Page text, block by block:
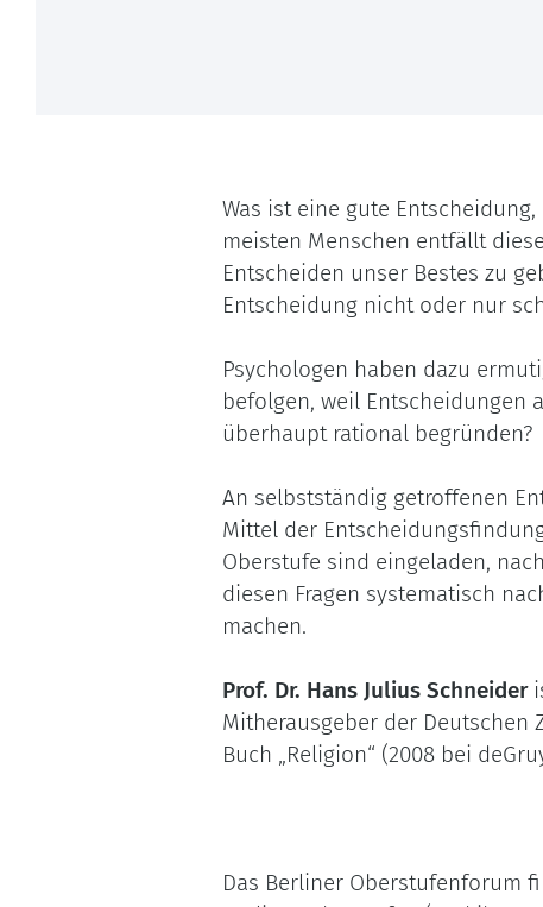
Was ist eine gute
meisten Menschen entfällt
Entscheiden unser Bestes zu
Entscheidung nicht oder nur
Psychologen haben dazu
befolgen, weil Entscheidungen
überhaupt rational begründen?
An selbstständig getroffenen
Mittel der
Oberstufe sind eingeladen,
diesen Fragen systematisch
machen.
Prof. Dr. Hans Julius Schneider
Mitherausgeber der Deutschen
Buch „Religion“ (2008 bei
Das Berliner Oberstufenforum